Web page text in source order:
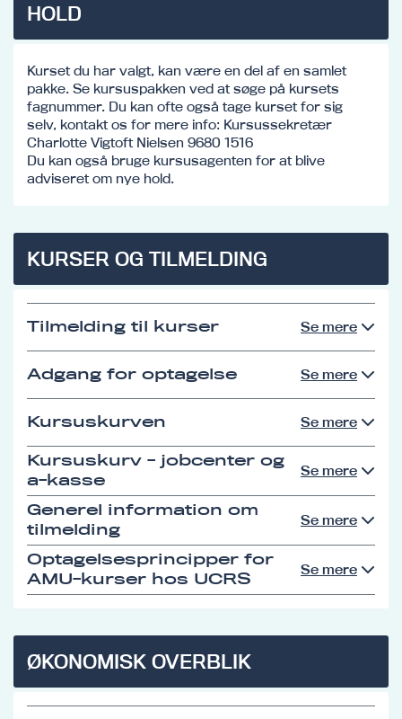
HOLD
Kurset du har valgt, kan være en del af en samlet
pakke. Se kursuspakken ved at søge på kursets
fagnummer. Du kan ofte også tage kurset for sig
selv, kontakt os for mere info: Kursussekretær
Charlotte Vigtoft Nielsen 9680 1516
Du kan også bruge kursusagenten for at blive
adviseret om nye hold.
KURSER OG TILMELDING
Tilmelding til kurser Se mere
Adgang for optagelse Se mere
Kursuskurven Se mere
Kursuskurv - jobcenter og
a-kasse
Se mere
Generel information om
tilmelding
Se mere
Optagelsesprincipper for
AMU-kurser hos UCRS
Se mere
ØKONOMISK OVERBLIK